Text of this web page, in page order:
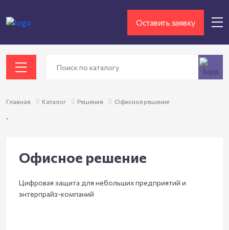
Оставить заявку
Главная Каталог Решения Офисное решение
.
Офисное решение
Цифровая защита для небольших предприятий и
энтерпрайз-компаний